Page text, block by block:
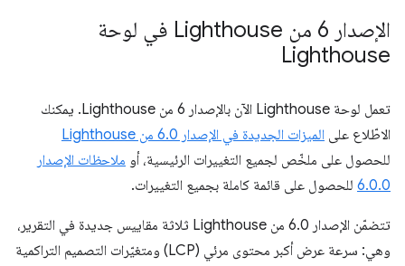
الإصدار 6 من Lighthouse في لوحة
Lighthouse
تعمل لوحة Lighthouse الآن بالإصدار 6 من Lighthouse. يمكنك
الاطّلاع على الميزات الجديدة في الإصدار 6.0 من Lighthouse
للحصول على ملخّص لجميع التغييرات الرئيسية، أو ملاحظات الإصدار
6.0.0 للحصول على قائمة كاملة بجميع التغييرات.
تتضمّن الإصدار 6.0 من Lighthouse ثلاثة مقاييس جديدة في التقرير،
وهي: سرعة عرض أكبر محتوى مرئي (LCP) ومتغيّرات التصميم التراكمية